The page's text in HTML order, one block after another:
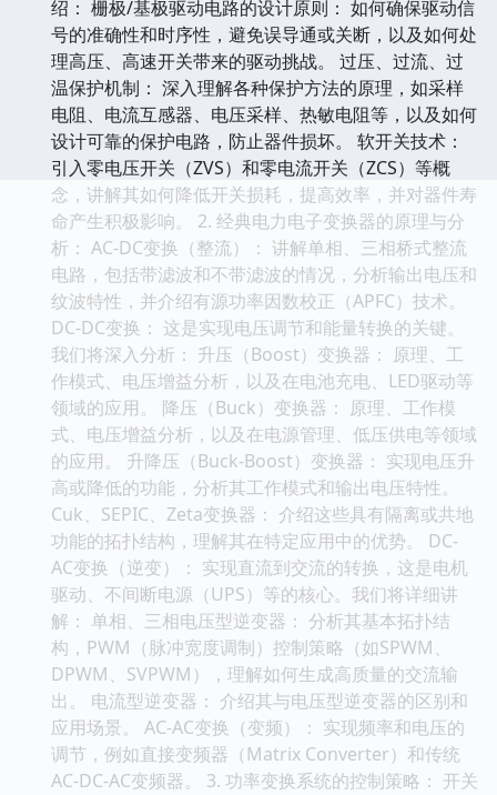
绍： 栅极/基极驱动电路的设计原则： 如何确保驱动信
号的准确性和时序性，避免误导通或关断，以及如何处
理高压、高速开关带来的驱动挑战。 过压、过流、过
温保护机制： 深入理解各种保护方法的原理，如采样
电阻、电流互感器、电压采样、热敏电阻等，以及如何
设计可靠的保护电路，防止器件损坏。 软开关技术：
引入零电压开关（ZVS）和零电流开关（ZCS）等概
念，讲解其如何降低开关损耗，提高效率，并对器件寿
命产生积极影响。 2. 经典电力电子变换器的原理与分
析： AC-DC变换（整流）： 讲解单相、三相桥式整流
电路，包括带滤波和不带滤波的情况，分析输出电压和
纹波特性，并介绍有源功率因数校正（APFC）技术。
DC-DC变换： 这是实现电压调节和能量转换的关键。
我们将深入分析： 升压（Boost）变换器： 原理、工
作模式、电压增益分析，以及在电池充电、LED驱动等
领域的应用。 降压（Buck）变换器： 原理、工作模
式、电压增益分析，以及在电源管理、低压供电等领域
的应用。 升降压（Buck-Boost）变换器： 实现电压升
高或降低的功能，分析其工作模式和输出电压特性。
Cuk、SEPIC、Zeta变换器： 介绍这些具有隔离或共地
功能的拓扑结构，理解其在特定应用中的优势。 DC-
AC变换（逆变）： 实现直流到交流的转换，这是电机
驱动、不间断电源（UPS）等的核心。我们将详细讲
解： 单相、三相电压型逆变器： 分析其基本拓扑结
构，PWM（脉冲宽度调制）控制策略（如SPWM、
DPWM、SVPWM），理解如何生成高质量的交流输
出。 电流型逆变器： 介绍其与电压型逆变器的区别和
应用场景。 AC-AC变换（变频）： 实现频率和电压的
调节，例如直接变频器（Matrix Converter）和传统
AC-DC-AC变频器。 3. 功率变换系统的控制策略： 开关